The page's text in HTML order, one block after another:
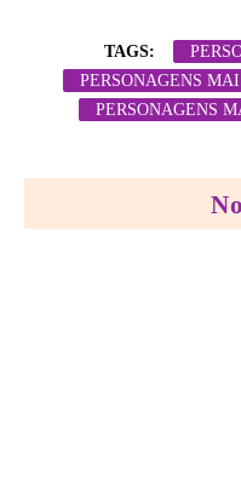
TAGS:
PERSONAGENS
PERSONAGENS